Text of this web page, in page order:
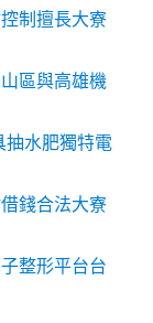
制擅長大寮
區與高雄機
水肥獨特電
錢合法大寮
整形平台台